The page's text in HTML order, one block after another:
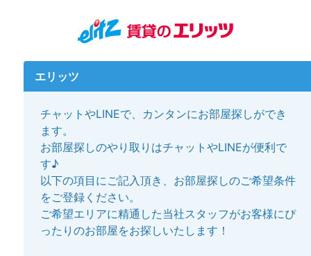
エリッツ
チャットやLINEで、カンタンにお部屋探しができ
ます。
お部屋探しのやり取りはチャットやLINEが便利で
す♪
以下の項目にご記入頂き、お部屋探しのご希望条件
をご登録ください。
ご希望エリアに精通した当社スタッフがお客様にぴ
ったりのお部屋をお探しいたします！